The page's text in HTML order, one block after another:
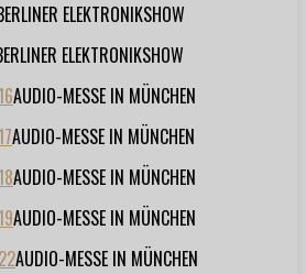
ELEKTRONIKSHOW
ELEKTRONIKSHOW
AUDIO-MESSE IN MÜNCHEN
AUDIO-MESSE IN MÜNCHEN
AUDIO-MESSE IN MÜNCHEN
AUDIO-MESSE IN MÜNCHEN
AUDIO-MESSE IN MÜNCHEN